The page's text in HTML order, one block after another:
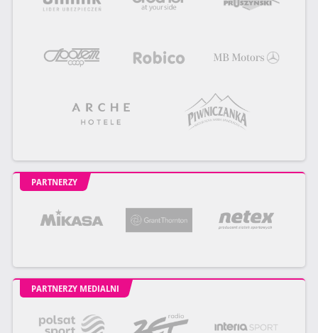
PARTNERZY
PARTNERZY MEDIALNI